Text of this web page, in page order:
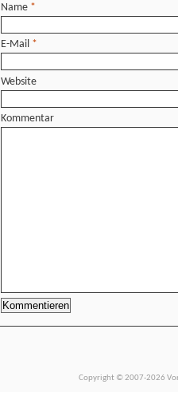
Name *
E-Mail *
Website
Kommentar
Copyright © 2007-2026